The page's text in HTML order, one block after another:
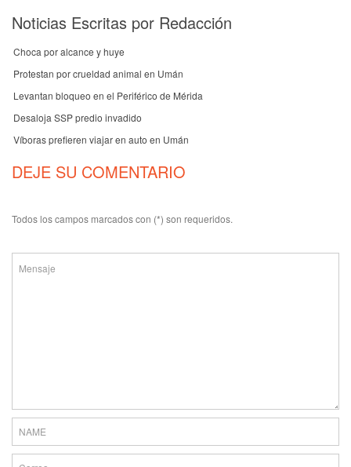
Noticias Escritas por Redacción
Choca por alcance y huye
Protestan por crueldad animal en Umán
Levantan bloqueo en el Periférico de Mérida
Desaloja SSP predio invadido
Víboras prefieren viajar en auto en Umán
DEJE SU COMENTARIO
Todos los campos marcados con (*) son requeridos.